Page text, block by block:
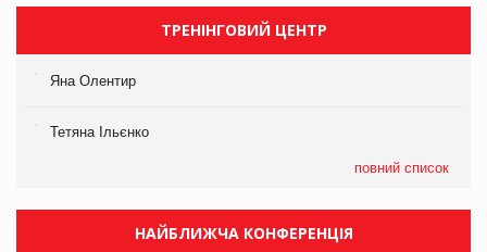
ТРЕНІНГОВИЙ ЦЕНТР
Яна Олентир
Тетяна Ільєнко
повний список
НАЙБЛИЖЧА КОНФЕРЕНЦІЯ